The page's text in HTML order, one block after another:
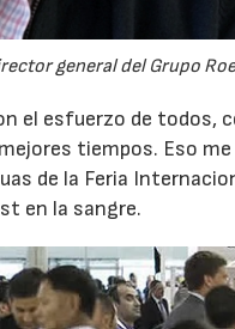
general del Grupo
el esfuerzo de todos,
tiempos. Eso
de la Feria
en la sangre.